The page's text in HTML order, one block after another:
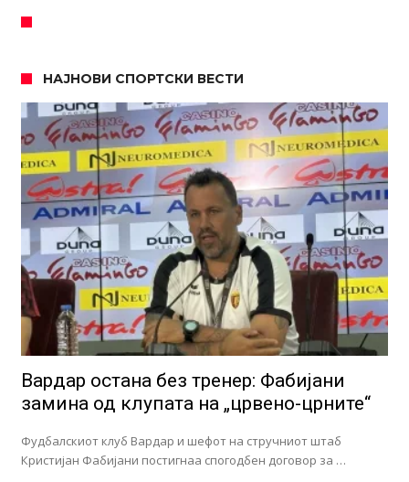
НАЈНОВИ СПОРТСКИ ВЕСТИ
Вардар остана без тренер: Фабијани
замина од клупата на „црвено-црните“
Фудбалскиот клуб Вардар и шефот на стручниот штаб
Кристијан Фабијани постигнаа спогодбен договор за …